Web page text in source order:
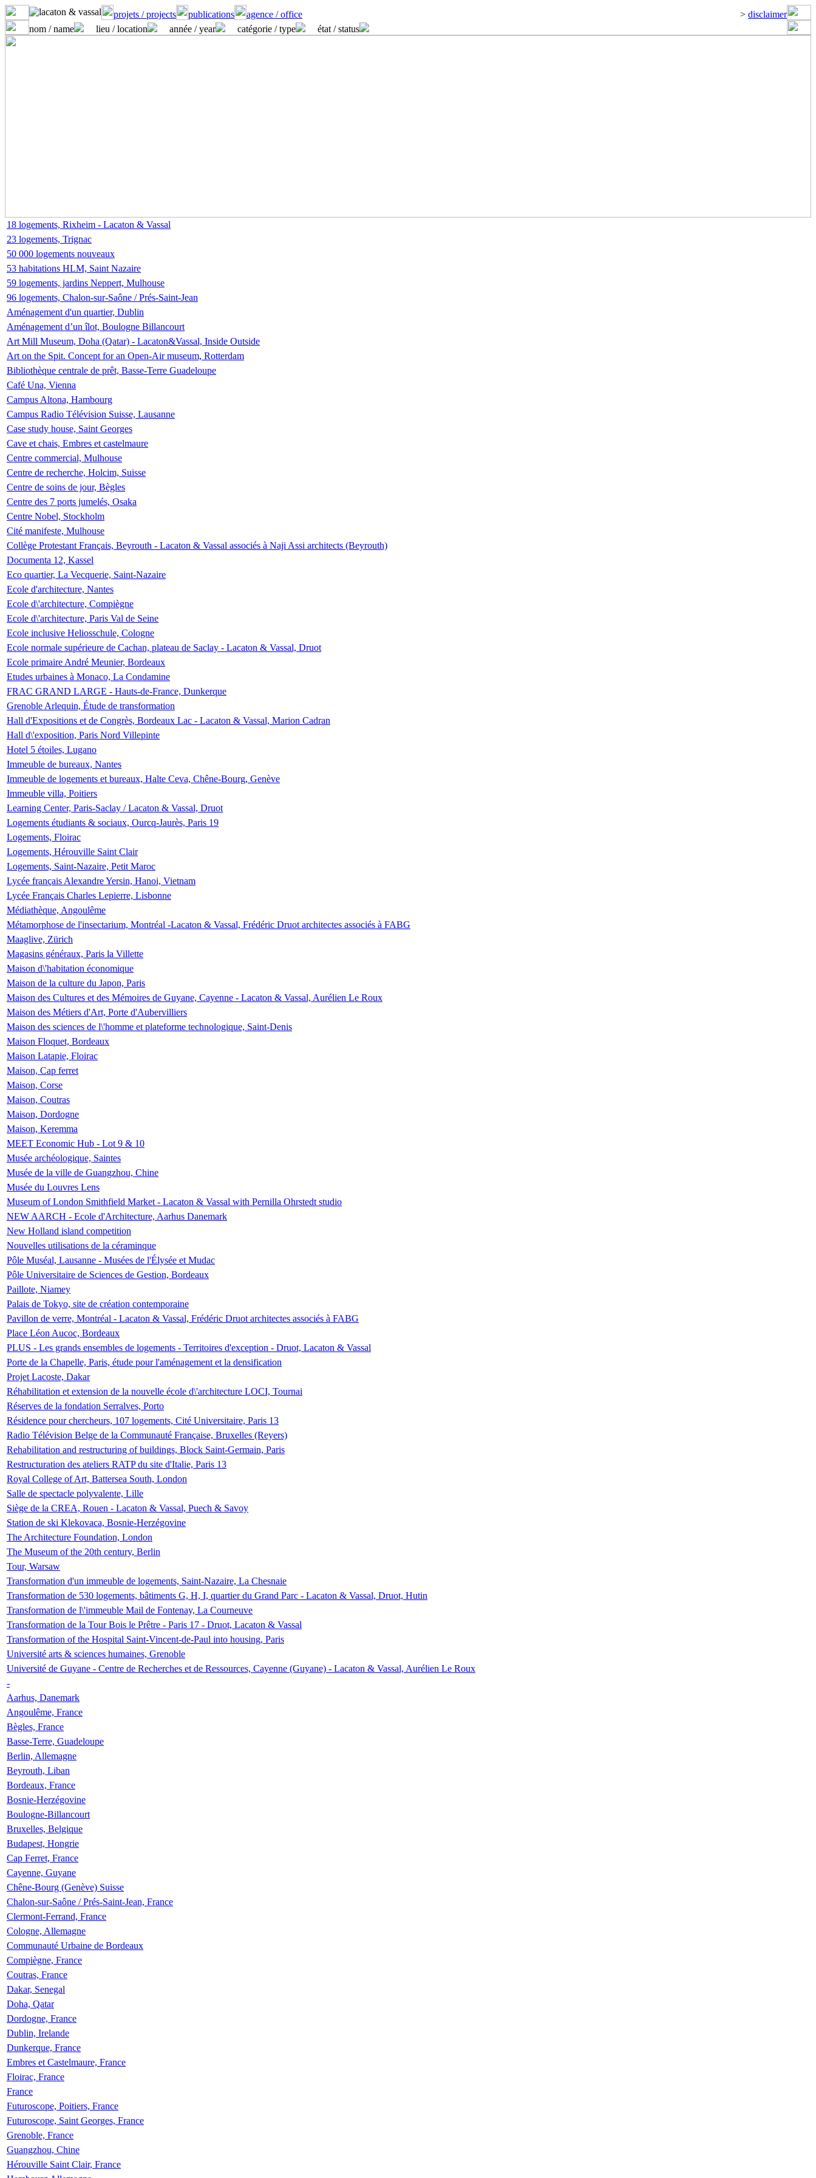
projets / projects publications agence / office > disclaimer
nom / name
lieu / location année / year catégorie / type état / status
18 logements, Rixheim - Lacaton & Vassal
23 logements, Trignac
50 000 logements nouveaux
53 habitations HLM, Saint Nazaire
59 logements, jardins Neppert, Mulhouse
96 logements, Chalon-sur-Saône / Prés-Saint-Jean
Aménagement d'un quartier, Dublin
Aménagement d’un îlot, Boulogne Billancourt
Art Mill Museum, Doha (Qatar) - Lacaton&Vassal, Inside Outside
Art on the Spit. Concept for an Open-Air museum, Rotterdam
Bibliothèque centrale de prêt, Basse-Terre Guadeloupe
Café Una, Vienna
Campus Altona, Hambourg
Campus Radio Télévision Suisse, Lausanne
Case study house, Saint Georges
Cave et chais, Embres et castelmaure
Centre commercial, Mulhouse
Centre de recherche, Holcim, Suisse
Centre de soins de jour, Bègles
Centre des 7 ports jumelés, Osaka
Centre Nobel, Stockholm
Cité manifeste, Mulhouse
Collège Protestant Français, Beyrouth - Lacaton & Vassal associés à Naji Assi architects (Beyrouth)
Documenta 12, Kassel
Eco quartier, La Vecquerie, Saint-Nazaire
Ecole d'architecture, Nantes
Ecole d\'architecture, Compiègne
Ecole d\'architecture, Paris Val de Seine
Ecole inclusive Heliosschule, Cologne
Ecole normale supérieure de Cachan, plateau de Saclay - Lacaton & Vassal, Druot
Ecole primaire André Meunier, Bordeaux
Etudes urbaines à Monaco, La Condamine
FRAC GRAND LARGE - Hauts-de-France, Dunkerque
Grenoble Arlequin, Étude de transformation
Hall d'Expositions et de Congrès, Bordeaux Lac - Lacaton & Vassal, Marion Cadran
Hall d\'exposition, Paris Nord Villepinte
Hotel 5 étoiles, Lugano
Immeuble de bureaux, Nantes
Immeuble de logements et bureaux, Halte Ceva, Chêne-Bourg, Genève
Immeuble villa, Poitiers
Learning Center, Paris-Saclay / Lacaton & Vassal, Druot
Logements étudiants & sociaux, Ourcq-Jaurès, Paris 19
Logements, Floirac
Logements, Hérouville Saint Clair
Logements, Saint-Nazaire, Petit Maroc
Lycée français Alexandre Yersin, Hanoi, Vietnam
Lycée Français Charles Lepierre, Lisbonne
Médiathèque, Angoulême
Métamorphose de l'insectarium, Montréal -Lacaton & Vassal, Frédéric Druot architectes associés à FABG
Maaglive, Zürich
Magasins généraux, Paris la Villette
Maison d\'habitation économique
Maison de la culture du Japon, Paris
Maison des Cultures et des Mémoires de Guyane, Cayenne - Lacaton & Vassal, Aurélien Le Roux
Maison des Métiers d'Art, Porte d'Aubervilliers
Maison des sciences de l\'homme et plateforme technologique, Saint-Denis
Maison Floquet, Bordeaux
Maison Latapie, Floirac
Maison, Cap ferret
Maison, Corse
Maison, Coutras
Maison, Dordogne
Maison, Keremma
MEET Economic Hub - Lot 9 & 10
Musée archéologique, Saintes
Musée de la ville de Guangzhou, Chine
Musée du Louvres Lens
Museum of London Smithfield Market - Lacaton & Vassal with Pernilla Ohrstedt studio
NEW AARCH - Ecole d'Architecture, Aarhus Danemark
New Holland island competition
Nouvelles utilisations de la céraminque
Pôle Muséal, Lausanne - Musées de l'Élysée et Mudac
Pôle Universitaire de Sciences de Gestion, Bordeaux
Paillote, Niamey
Palais de Tokyo, site de création contemporaine
Pavillon de verre, Montréal - Lacaton & Vassal, Frédéric Druot architectes associés à FABG
Place Léon Aucoc, Bordeaux
PLUS - Les grands ensembles de logements - Territoires d'exception - Druot, Lacaton & Vassal
Porte de la Chapelle, Paris, étude pour l'aménagement et la densification
Projet Lacoste, Dakar
Réhabilitation et extension de la nouvelle école d\'architecture LOCI, Tournai
Réserves de la fondation Serralves, Porto
Résidence pour chercheurs, 107 logements, Cité Universitaire, Paris 13
Radio Télévision Belge de la Communauté Française, Bruxelles (Reyers)
Rehabilitation and restructuring of buildings, Block Saint-Germain, Paris
Restructuration des ateliers RATP du site d'Italie, Paris 13
Royal College of Art, Battersea South, London
Salle de spectacle polyvalente, Lille
Siège de la CREA, Rouen - Lacaton & Vassal, Puech & Savoy
Station de ski Klekovaca, Bosnie-Herzégovine
The Architecture Foundation, London
The Museum of the 20th century, Berlin
Tour, Warsaw
Transformation d'un immeuble de logements, Saint-Nazaire, La Chesnaie
Transformation de 530 logements, bâtiments G, H, I, quartier du Grand Parc - Lacaton & Vassal, Druot, Hutin
Transformation de l\'immeuble Mail de Fontenay, La Courneuve
Transformation de la Tour Bois le Prêtre - Paris 17 - Druot, Lacaton & Vassal
Transformation of the Hospital Saint-Vincent-de-Paul into housing, Paris
Université arts & sciences humaines, Grenoble
Université de Guyane - Centre de Recherches et de Ressources, Cayenne (Guyane) - Lacaton & Vassal, Aurélien Le Roux
-
Aarhus, Danemark
Angoulême, France
Bègles, France
Basse-Terre, Guadeloupe
Berlin, Allemagne
Beyrouth, Liban
Bordeaux, France
Bosnie-Herzégovine
Boulogne-Billancourt
Bruxelles, Belgique
Budapest, Hongrie
Cap Ferret, France
Cayenne, Guyane
Chêne-Bourg (Genève) Suisse
Chalon-sur-Saône / Prés-Saint-Jean, France
Clermont-Ferrand, France
Cologne, Allemagne
Communauté Urbaine de Bordeaux
Compiègne, France
Coutras, France
Dakar, Senegal
Doha, Qatar
Dordogne, France
Dublin, Irelande
Dunkerque, France
Embres et Castelmaure, France
Floirac, France
France
Futuroscope, Poitiers, France
Futuroscope, Saint Georges, France
Grenoble, France
Guangzhou, Chine
Hérouville Saint Clair, France